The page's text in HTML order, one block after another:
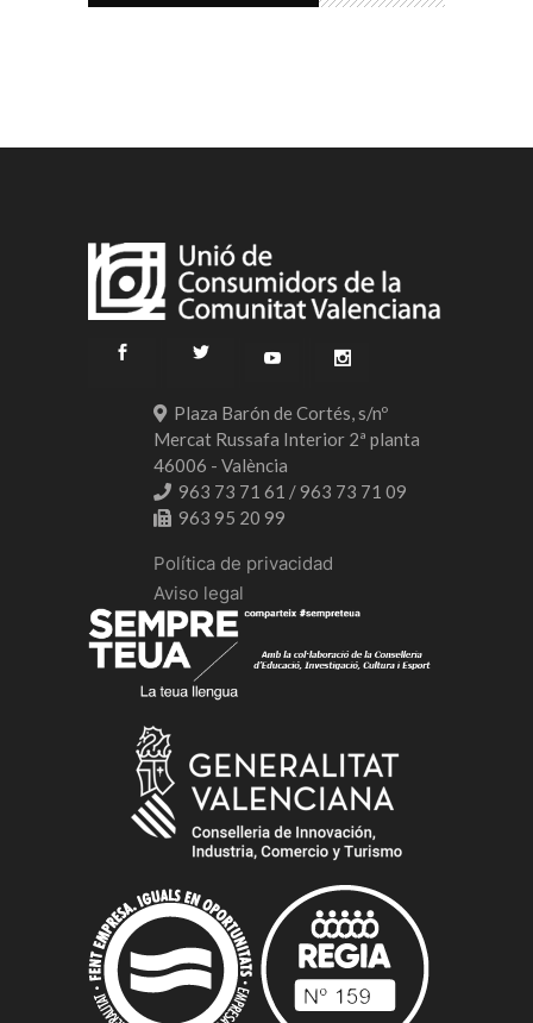
Plaza Barón de Cortés, s/nº
Mercat Russafa Interior 2ª planta
46006 - València
963 73 71 61 / 963 73 71 09
963 95 20 99
Política de privacidad
Aviso legal